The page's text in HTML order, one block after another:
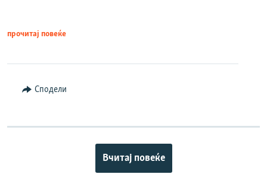
прочитај повеќе
Сподели
Вчитај повеќе